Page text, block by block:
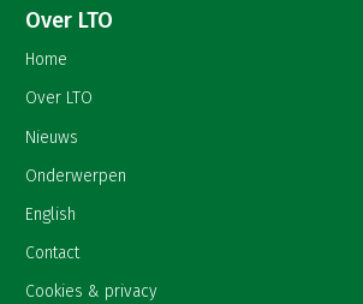
Over LTO
Home
Over LTO
Nieuws
Onderwerpen
English
Contact
Cookies & privacy